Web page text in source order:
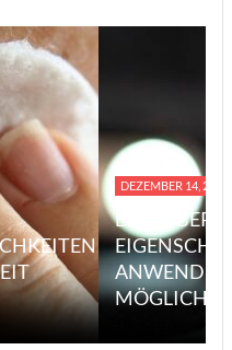
DEZEMBER 14, 2023
EINE
MÖGLICHE